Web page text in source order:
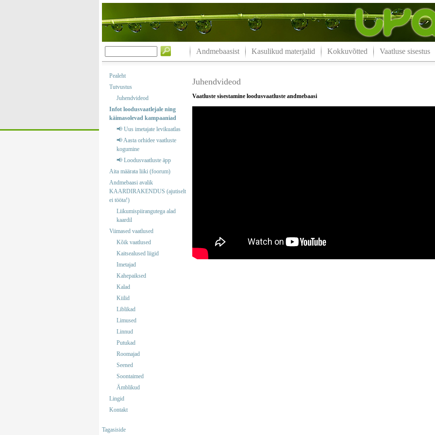
Andmebaasist Kasulikud materjalid Kokkuvõtted Vaatluse sisestus
Pealeht
Tutvustus
Juhendvideod
Infot loodusvaatlejale ning
käimasolevad kampaaniad
📢 Uus imetajate levikuatlas
📢 Aasta orhidee vaatluste
kogumine
📢 Loodusvaatluste äpp
Aita määrata liiki (foorum)
Andmebaasi avalik
KAARDIRAKENDUS (ajutiselt
ei tööta!)
Liikumispiirangutega alad
kaardil
Viimased vaatlused
Kõik vaatlused
Kaitsealused liigid
Imetajad
Kahepaiksed
Kalad
Kiilid
Liblikad
Limused
Linnud
Putukad
Roomajad
Seened
Soontaimed
Ämblikud
Lingid
Kontakt
Tagasiside
Juhendvideod
Vaatluste sisestamine loodusvaatluste andmebaasi